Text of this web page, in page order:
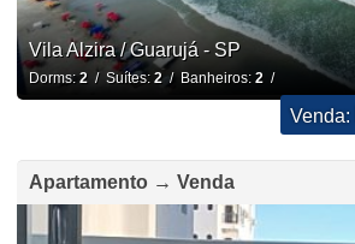
Vila Alzira / Guarujá - SP
Dorms:2/ Suítes: 2/ Banheiros: 2/
Venda:
Apartamento → Venda